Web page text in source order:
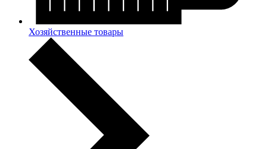
Хозяйственные товары